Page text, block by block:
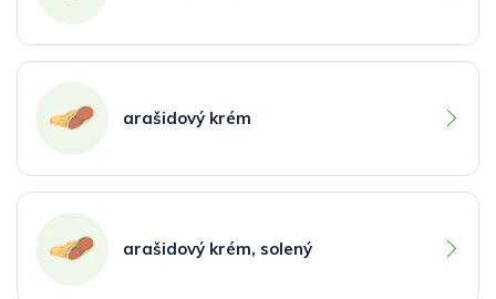
arašidový krém
arašidový krém, solený